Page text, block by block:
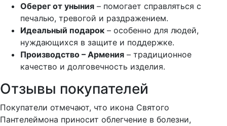
Оберег от уныния – помогает справляться с
печалью, тревогой и раздражением.
Идеальный подарок – особенно для людей,
нуждающихся в защите и поддержке.
Производство – Армения – традиционное
качество и долговечность изделия.
Отзывы покупателей
Покупатели отмечают, что икона Святого
Пантелеймона приносит облегчение в болезни,